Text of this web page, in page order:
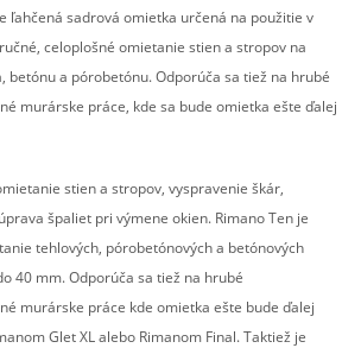
ľahčená sadrová omietka určená na použitie v
celoplošné omietanie stien a stropov na
betónu a pórobetónu. Odporúča sa tiež na hrubé
murárske práce, kde sa bude omietka ešte ďalej
stien a stropov, vyspravenie škár,
špaliet pri výmene okien. Rimano Ten je
tehlových, pórobetónových a betónových
40 mm. Odporúča sa tiež na hrubé
murárske práce kde omietka ešte bude ďalej
Glet XL alebo Rimanom Final. Taktiež je